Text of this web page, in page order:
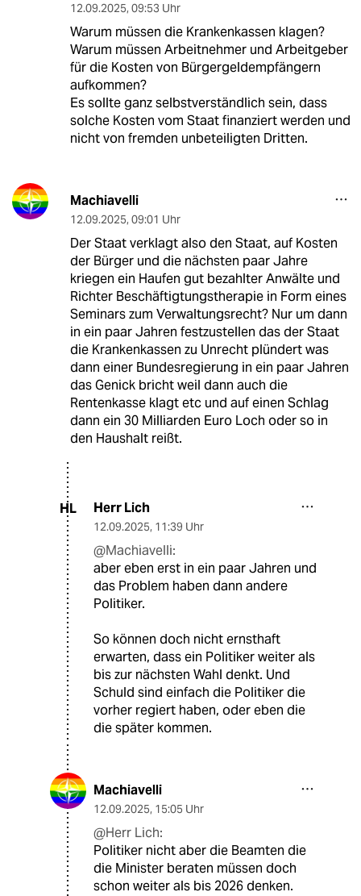
12.09.2025, 09:53 Uhr
Warum müssen die Krankenkassen klagen?
Warum müssen Arbeitnehmer und Arbeitgeber
für die Kosten von Bürgergeldempfängern
aufkommen?
Es sollte ganz selbstverständlich sein, dass
solche Kosten vom Staat finanziert werden und
nicht von fremden unbeteiligten Dritten.
Machiavelli
12.09.2025, 09:01 Uhr
Der Staat verklagt also den Staat, auf Kosten
der Bürger und die nächsten paar Jahre
kriegen ein Haufen gut bezahlter Anwälte und
Richter Beschäftigtungstherapie in Form eines
Seminars zum Verwaltungsrecht? Nur um dann
in ein paar Jahren festzustellen das der Staat
die Krankenkassen zu Unrecht plündert was
dann einer Bundesregierung in ein paar Jahren
das Genick bricht weil dann auch die
Rentenkasse klagt etc und auf einen Schlag
dann ein 30 Milliarden Euro Loch oder so in
den Haushalt reißt.
HL Herr Lich
12.09.2025, 11:39 Uhr
@Machiavelli:
aber eben erst in ein paar Jahren und
das Problem haben dann andere
Politiker.
So können doch nicht ernsthaft
erwarten, dass ein Politiker weiter als
bis zur nächsten Wahl denkt. Und
Schuld sind einfach die Politiker die
vorher regiert haben, oder eben die
die später kommen.
Machiavelli
12.09.2025, 15:05 Uhr
@Herr Lich:
Politiker nicht aber die Beamten die
die Minister beraten müssen doch
schon weiter als bis 2026 denken.